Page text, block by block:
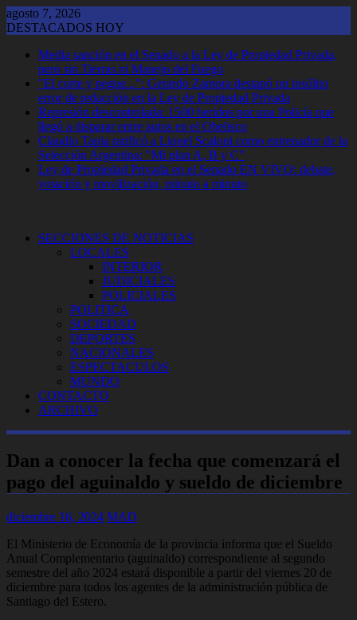
Saltar
al
agosto 7, 2026
DESTACADOS HOY
Media sanción en el Senado a la Ley de Propiedad Privada,
pero sin Tierras ni Manejo del Fuego
"El corte y pegue...": Gerardo Zamora destapó un insólito
error de redacción en la Ley de Propiedad Privada
Represión descontrolada: 1500 heridos por una Policía que
llegó a disparar entre autos en el Obelisco
Claudio Tapia ratificó a Lionel Scaloni como entrenador de la
Selección Argentina: "Mi plan A, B y C"
Ley de Propiedad Privada en el Senado EN VIVO: debate,
votación y movilización, minuto a minuto
SECCIONES DE NOTICIAS
LOCALES
INTERIOR
JUDICIALES
POLICIALES
POLITICA
SOCIEDAD
DEPORTES
NACIONALES
ESPECTACULOS
MUNDO
CONTACTO
ARCHIVO
Dan a conocer la fecha que comenzará el
pago del aguinaldo y sueldo de diciembre
diciembre 16, 2024 MAD
El Ministerio de Economía de la provincia informa que el Sueldo
Anual Complementario (aguinaldo) correspondiente al segundo
semestre del año 2024 estará disponible a partir del viernes 20 de
diciembre para todos los agentes de la administración pública de
Santiago del Estero.